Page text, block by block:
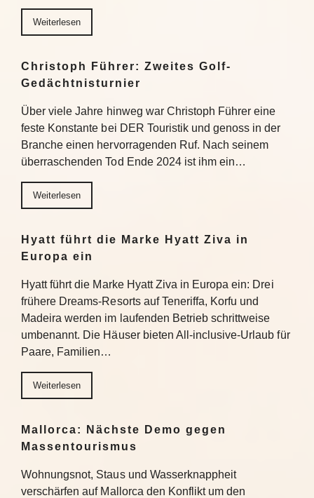
Weiterlesen
Christoph Führer: Zweites Golf-
Gedächtnisturnier
Über viele Jahre hinweg war Christoph Führer eine
feste Konstante bei DER Touristik und genoss in der
Branche einen hervorragenden Ruf. Nach seinem
überraschenden Tod Ende 2024 ist ihm ein…
Weiterlesen
Hyatt führt die Marke Hyatt Ziva in
Europa ein
Hyatt führt die Marke Hyatt Ziva in Europa ein: Drei
frühere Dreams-Resorts auf Teneriffa, Korfu und
Madeira werden im laufenden Betrieb schrittweise
umbenannt. Die Häuser bieten All-inclusive-Urlaub für
Paare, Familien…
Weiterlesen
Mallorca: Nächste Demo gegen
Massentourismus
Wohnungsnot, Staus und Wasserknappheit
verschärfen auf Mallorca den Konflikt um den